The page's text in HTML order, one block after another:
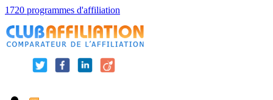
1720 programmes d'affiliation